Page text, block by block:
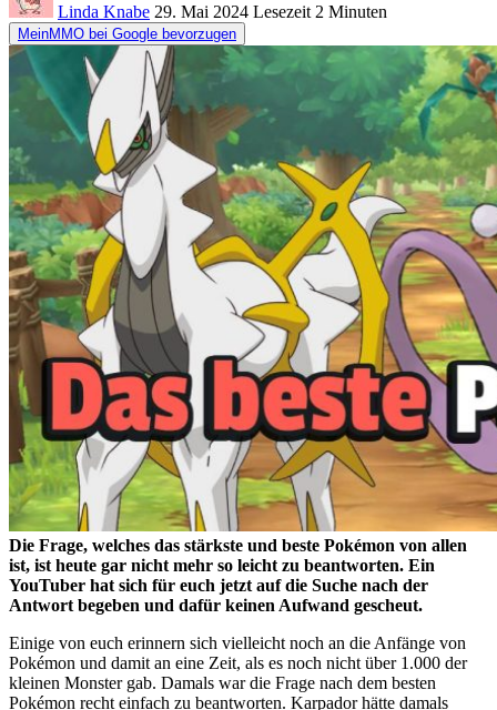
Linda Knabe 29. Mai 2024 Lesezeit 2 Minuten
MeinMMO bei Google bevorzugen
Die Frage, welches das stärkste und beste Pokémon von allen
ist, ist heute gar nicht mehr so leicht zu beantworten. Ein
YouTuber hat sich für euch jetzt auf die Suche nach der
Antwort begeben und dafür keinen Aufwand gescheut.
Einige von euch erinnern sich vielleicht noch an die Anfänge von
Pokémon und damit an eine Zeit, als es noch nicht über 1.000 der
kleinen Monster gab. Damals war die Frage nach dem besten
Pokémon recht einfach zu beantworten. Karpador hätte damals